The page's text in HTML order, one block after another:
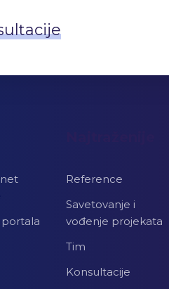
portala
Reference
Savetovanje i
vođenje projekata
Tim
Konsultacije